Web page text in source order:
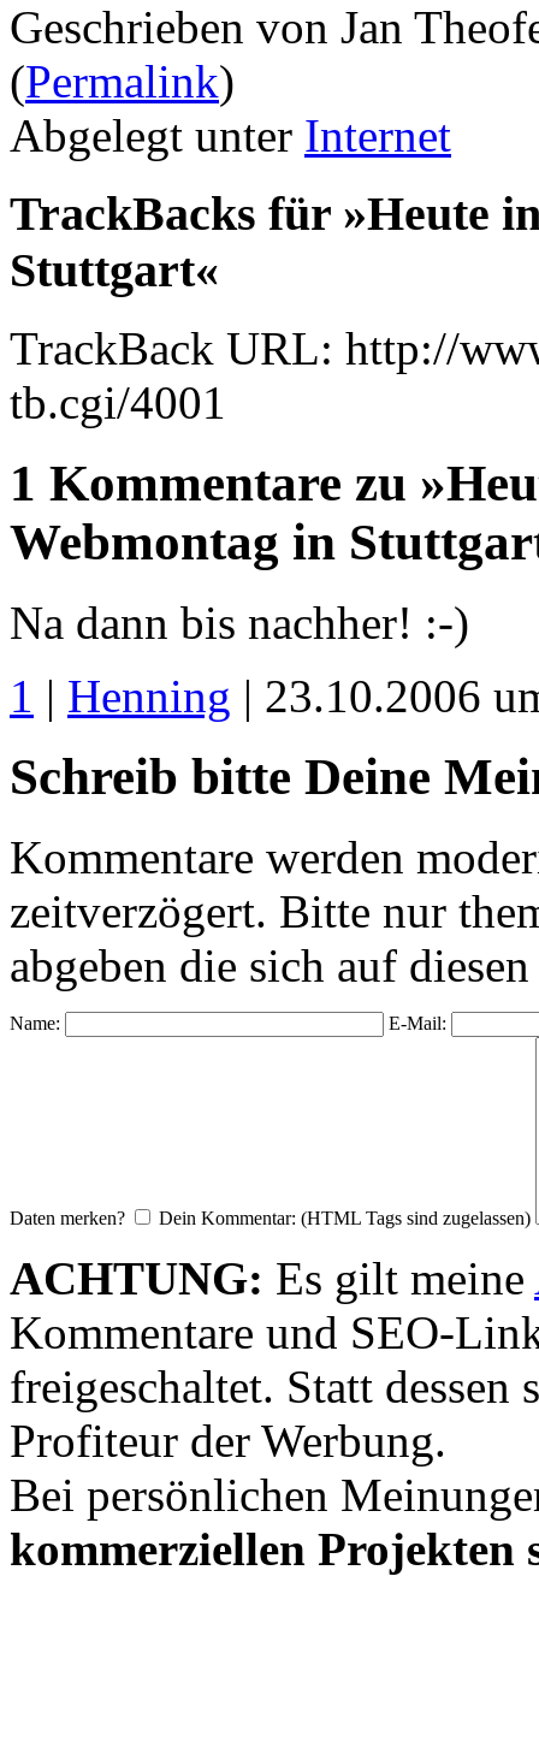
Geschrieben von Jan
(Permalink)
Abgelegt unter Internet
TrackBacks für »Heute
Stuttgart«
TrackBack URL: http://
tb.cgi/4001
1 Kommentare zu
Webmontag in
Na dann bis nachher! :-)
1 | Henning | 23.10.2006
Schreib bitte Deine
Kommentare werden
zeitverzögert. Bitte nur
abgeben die sich auf
Name: E-Mail:
Daten merken? Dein Kommentar: (HTML Tags sind zugelassen)
ACHTUNG: Es gilt meine
Kommentare und SEO-
freigeschaltet. Statt dessen
Profiteur der Werbung.
Bei persönlichen
kommerziellen Projekten